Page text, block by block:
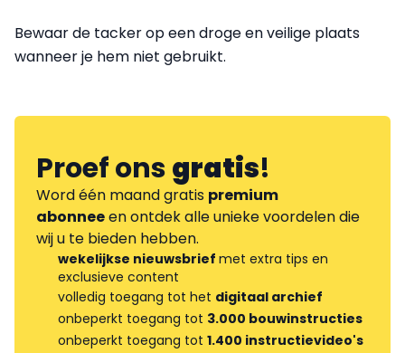
Bewaar de tacker op een droge en veilige plaats
wanneer je hem niet gebruikt.
Proef onsgratis!
Word één maand gratis premium
abonneeen ontdek alle unieke voordelen die
wij u te bieden hebben.
wekelijkse nieuwsbrief met extra tips en
exclusieve content
volledig toegang tot het digitaal archief
onbeperkt toegang tot 3.000 bouwinstructies
onbeperkt toegang tot 1.400 instructievideo's